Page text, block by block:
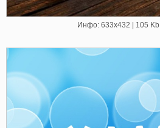
Инфо: 633х432 | 105 Kb